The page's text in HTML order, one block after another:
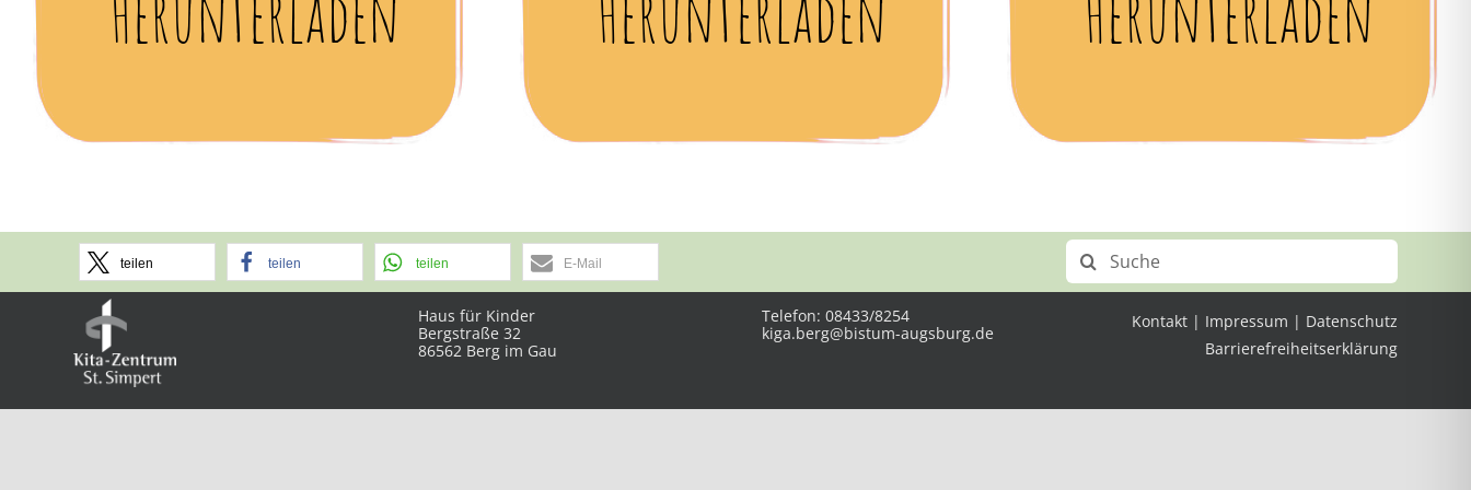
teilen teilen teilen E-Mail
Search
for:
Haus für Kinder
Bergstraße 32
86562 Berg im Gau
Telefon: 08433/8254
kiga.berg@bistum-augsburg.de
Kontakt| Impressum | Datenschutz
Barrierefreiheitserklärung